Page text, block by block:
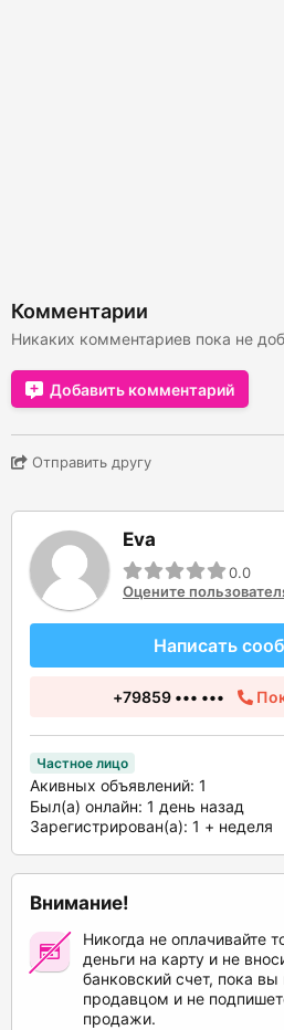
Комментарии
Никаких комментариев пока не
Добавить комментарий
Отправить другу
Eva
0.0
Оцените
Написать
+79859 ••• •••
Частное лицо
Акивных объявлений: 1
Был(а) онлайн: 1 день назад
Зарегистрирован(а): 1 + неделя
Внимание!
Никогда не оплачивайте
деньги на карту и не
банковский счет, пока вы
продавцом и не
продажи.